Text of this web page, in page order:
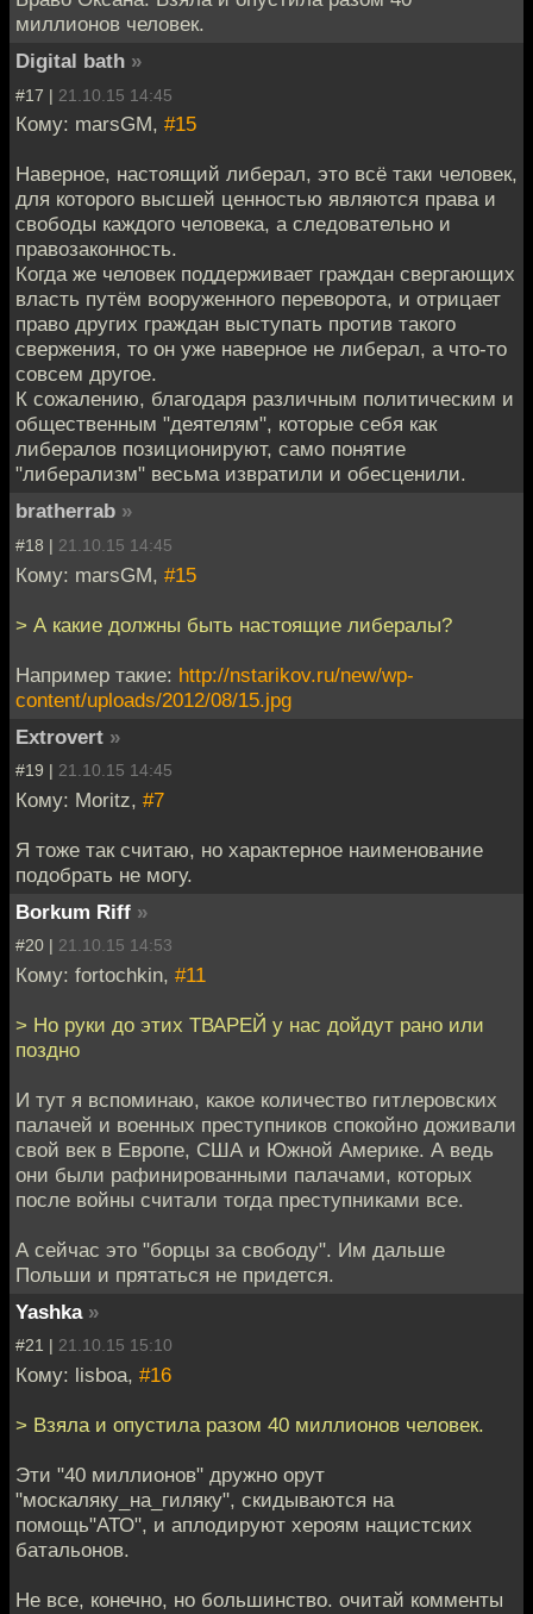
миллионов человек.
Digital bath »
#17 | 21.10.15 14:45
Кому: marsGM, #15
Наверное, настоящий либерал, это всё таки человек,
для которого высшей ценностью являются права и
свободы каждого человека, а следовательно и
правозаконность.
Когда же человек поддерживает граждан свергающих
власть путём вооруженного переворота, и отрицает
право других граждан выступать против такого
свержения, то он уже наверное не либерал, а что-то
совсем другое.
К сожалению, благодаря различным политическим и
общественным "деятелям", которые себя как
либералов позиционируют, само понятие
"либерализм" весьма извратили и обесценили.
bratherrab »
#18 | 21.10.15 14:45
Кому: marsGM, #15
> А какие должны быть настоящие либералы?
Например такие: http://nstarikov.ru/new/wp-
content/uploads/2012/08/15.jpg
Extrovert »
#19 | 21.10.15 14:45
Кому: Moritz, #7
Я тоже так считаю, но характерное наименование
подобрать не могу.
Borkum Riff »
#20 | 21.10.15 14:53
Кому: fortochkin, #11
> Но руки до этих ТВАРЕЙ у нас дойдут рано или
поздно
И тут я вспоминаю, какое количество гитлеровских
палачей и военных преступников спокойно доживали
свой век в Европе, США и Южной Америке. А ведь
они были рафинированными палачами, которых
после войны считали тогда преступниками все.
А сейчас это "борцы за свободу". Им дальше
Польши и прятаться не придется.
Yashka »
#21 | 21.10.15 15:10
Кому: lisboa, #16
> Взяла и опустила разом 40 миллионов человек.
Эти "40 миллионов" дружно орут
"москаляку_на_гиляку", скидываются на
помощь"АТО", и аплодируют хероям нацистских
батальонов.
Не все, конечно, но большинство. очитай комменты